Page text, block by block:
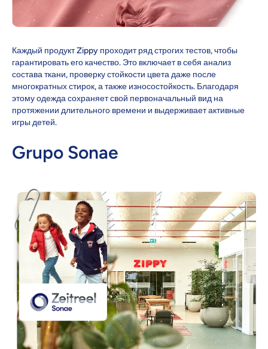
Каждый продукт Zippy проходит ряд строгих тестов, чтобы
гарантировать его качество. Это включает в себя анализ
состава ткани, проверку стойкости цвета даже после
многократных стирок, а также износостойкость. Благодаря
этому одежда сохраняет свой первоначальный вид на
протяжении длительного времени и выдерживает активные
игры детей.
Grupo Sonae